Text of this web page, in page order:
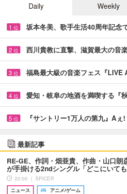
Daily
Weekly
1 位 坂本冬美、歌手生活40周年記
2 位 西川貴教に直撃、滋賀最大の音
3 位 福島最大級の音楽フェス『
4 位 愛知・岐阜の地酒を満喫する『
5 位 『サントリー1万人の第九』A
最新記事
RE-GE、作詞・畑亜貴、作曲・山口朗
が手掛ける2ndシングル「どこにいて
20:00 ｜ SPICER
ニュース
アニメ/ゲーム